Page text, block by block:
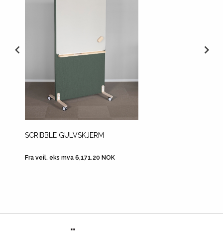
SCRIBBLE GULVSKJERM
Fra veil. eks mva 6,171.20 NOK